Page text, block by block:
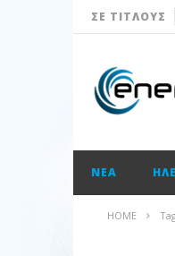
ΣΕ ΤΙΤΛΟΥΣ
ΝΈΑ
HOME